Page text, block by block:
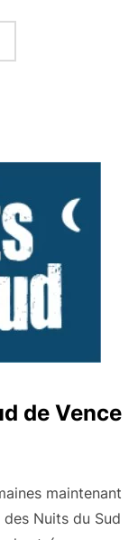
SOIRÉE
de Vence
maintenant
Nuits du Sud